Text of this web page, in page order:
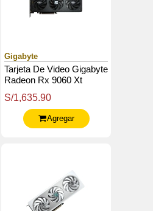
Gigabyte
Tarjeta De Video Gigabyte
Radeon Rx 9060 Xt
Gddr6, Pci-E 5.0
S/1,635.90
Agregar